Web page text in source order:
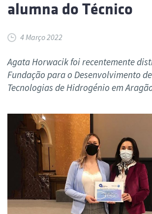
alumna do Técnico
4 Março 2022
Agata Horwacik foi recentemente
Fundação para o Desenvolvimento
Tecnologias de Hidrogénio em